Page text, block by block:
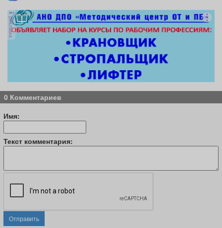
реклама
0 Комментариев
Имя:
Текст комментария:
Отправить